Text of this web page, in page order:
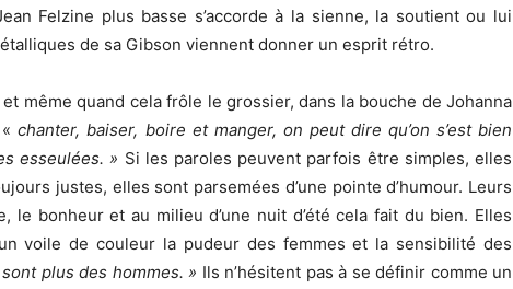
Felzine plus basse s’accorde à la sienne, la soutient ou lui
de sa Gibson viennent donner un esprit rétro.
même quand cela frôle le grossier, dans la bouche de Johanna
«chanter, baiser, boire et manger, on peut dire qu’on s’est bien
esseulées. » Si les paroles peuvent parfois être simples, elles
justes, elles sont parsemées d’une pointe d’humour. Leurs
le bonheur et au milieu d’une nuit d’été cela fait du bien. Elles
voile de couleur la pudeur des femmes et la sensibilité des
plus des hommes. » Ils n’hésitent pas à se définir comme un